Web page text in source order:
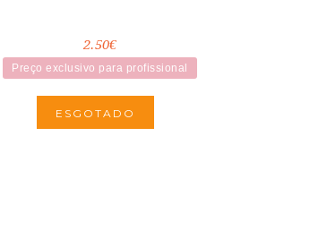
2.50€
Preço exclusivo para profissional
ESGOTADO